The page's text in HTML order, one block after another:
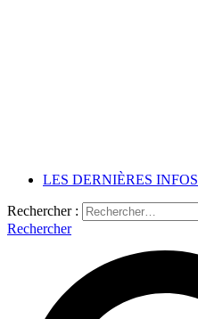
LES DERNIÈRES INFOS
Rechercher :
Rechercher